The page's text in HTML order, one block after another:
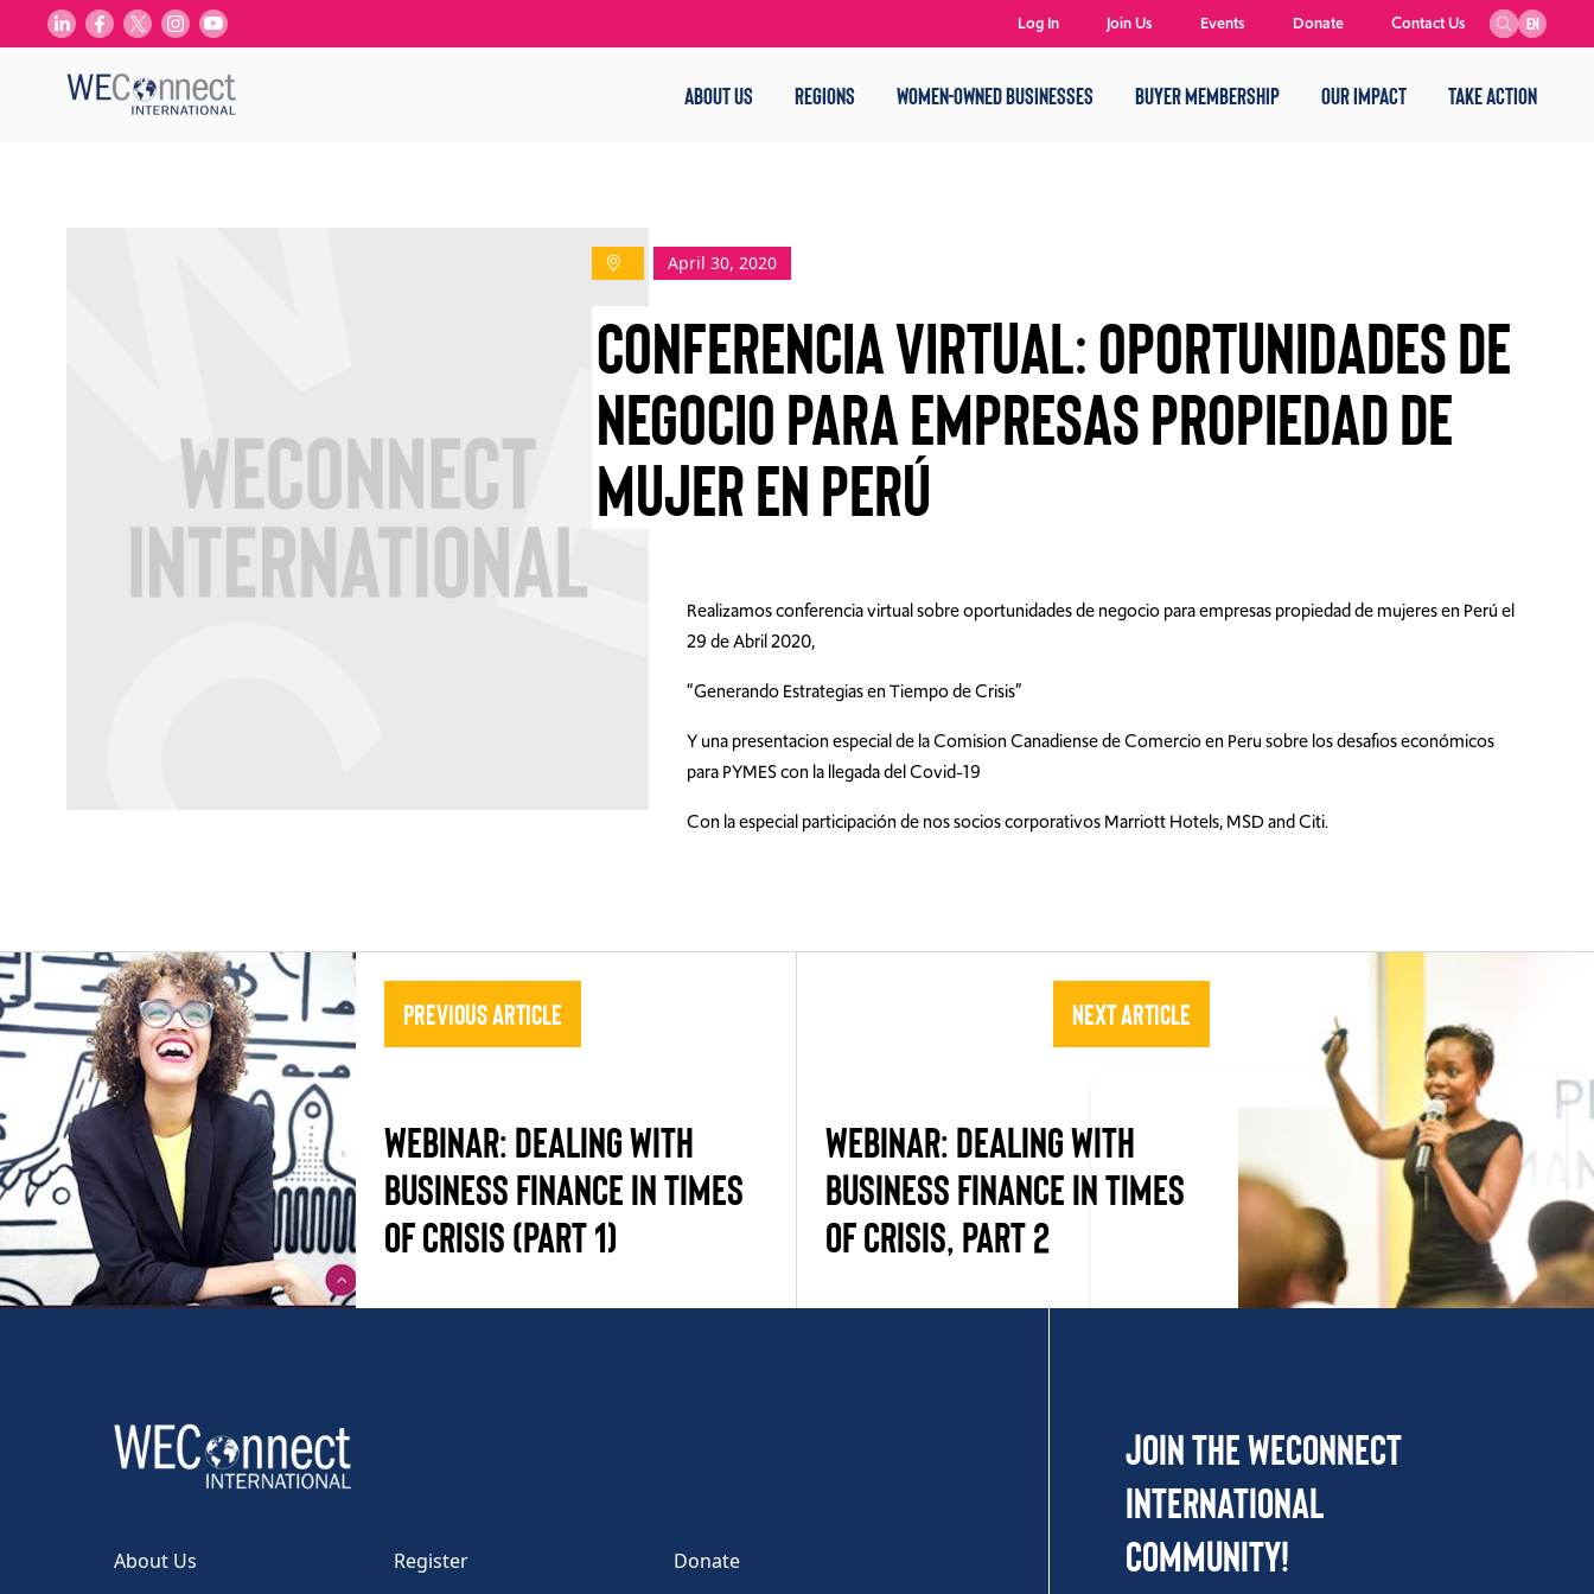
ABOUT US REGIONS WOMEN-OWNED BUSINESSES BUYER MEMBERSHIP OUR IMPACT TAKE ACTION
EN
Log In Join Us Events Donate Contact Us
April 30, 2020
Conferencia Virtual: Oportunidades de
Negocio para Empresas Propiedad de
Mujer en Perú
Realizamos conferencia virtual sobre oportunidades de negocio para empresas propiedad de mujeres en Perú el
29 de Abril 2020,
“Generando Estrategias en Tiempo de Crisis”
Y una presentacion especial de la Comision Canadiense de Comercio en Peru sobre los desafios económicos
para PYMES con la llegada del Covid-19
Con la especial participación de nos socios corporativos Marriott Hotels, MSD and Citi.
Previous Article
WEBINAR: Dealing with
Business Finance in Times
of Crisis (Part 1)
Next Article
WEBINAR: Dealing with
Business Finance in Times
of Crisis, Part 2
About Us Register Donate
Join the WEConnect
International
Community!